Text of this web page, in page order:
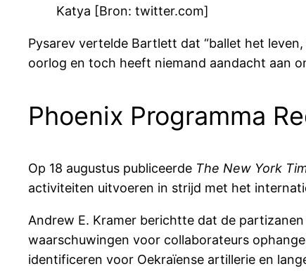
Katya [Bron: twitter.com]
Pysarev vertelde Bartlett dat “ballet het
oorlog en toch heeft niemand aandacht aan
Phoenix Programma
Op 18 augustus publiceerde The New York
activiteiten uitvoeren in strijd met het
Andrew E. Kramer berichtte dat de
waarschuwingen voor collaborateurs
identificeren voor Oekraïense artillerie en